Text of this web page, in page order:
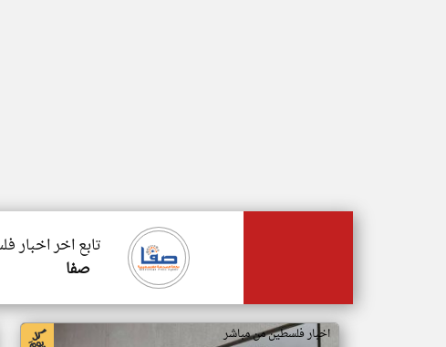
تابع اخر اخبار
صفا
اخبار فلسطين من مباشر